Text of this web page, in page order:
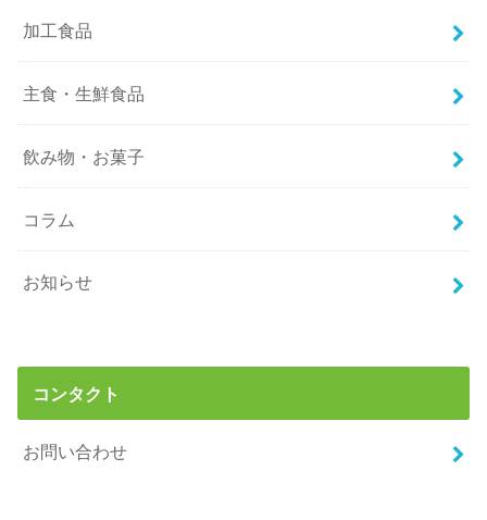
加工食品
主食・生鮮食品
飲み物・お菓子
コラム
お知らせ
コンタクト
お問い合わせ